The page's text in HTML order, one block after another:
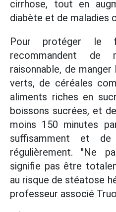
cirrhose, tout en
diabète et de maladies
Pour protéger le
recommandent de
raisonnable, de
verts, de céréales
aliments riches en
boissons sucrées, et
moins 150 minutes
suffisamment et
régulièrement. "Ne
signifie pas être
au risque de stéatose
professeur associé